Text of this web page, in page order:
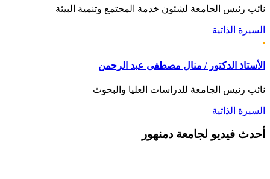
نائب رئيس الجامعة لشئون خدمة المجتمع وتنمية البيئة
السيرة الذاتية
الأستاذ الدكتور / منال مصطفى عبد الرحمن
نائب رئيس الجامعة للدراسات العليا والبحوث
السيرة الذاتية
أحدث فيديو لجامعة دمنهور